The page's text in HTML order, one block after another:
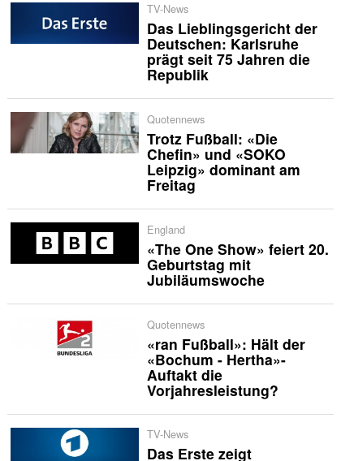
TV-News
Das Lieblingsgericht der
Deutschen: Karlsruhe
prägt seit 75 Jahren die
Republik
Quotennews
Trotz Fußball: «Die
Chefin» und «SOKO
Leipzig» dominant am
Freitag
England
«The One Show» feiert 20.
Geburtstag mit
Jubiläumswoche
Quotennews
«ran Fußball»: Hält der
«Bochum - Hertha»-
Auftakt die
Vorjahresleistung?
TV-News
Das Erste zeigt